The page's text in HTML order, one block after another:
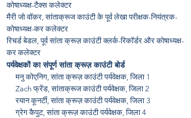
कोषाध्यक्ष-टैक्स कलेक्टर
मैरी जो वॉकर, सांताक्रूज काउंटी के पूर्व लेखा परीक्षक-नियंत्रक-
कोषाध्यक्ष-कर कलेक्टर
रिचर्ड बेडल, पूर्व सांता क्रूज़ काउंटी क्लर्क-रिकॉर्डर और कोषाध्यक्ष-
कर कलेक्टर
पर्यवेक्षकों का संपूर्ण सांता क्रूज़ काउंटी बोर्ड
मनु कोएनिग, सांता क्रूज़ काउंटी पर्यवेक्षक, जिला 1
Zach फ्रेंड, सांताक्रूज काउंटी पर्यवेक्षक, जिला 2
रयान कूनर्टी, सांता क्रूज़ काउंटी पर्यवेक्षक, जिला 3
ग्रेग कैपुट, सांता क्रूज़ काउंटी पर्यवेक्षक, जिला 4